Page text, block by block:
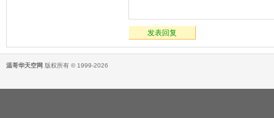
发表回复
温哥华天空网 版权所有 © 1999-2026